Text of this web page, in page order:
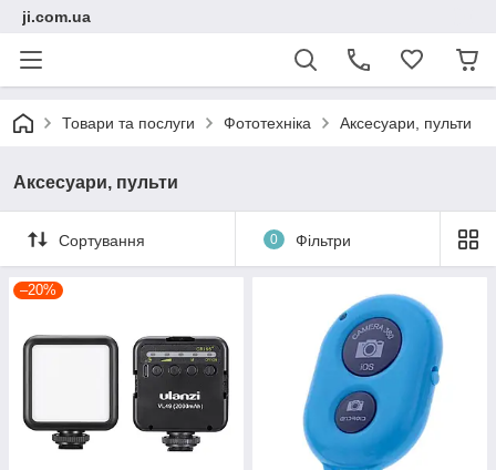
ji.com.ua
Товари та послуги Фототехніка Аксесуари, пульти
Аксесуари, пульти
Сортування 0 Фільтри
–20%